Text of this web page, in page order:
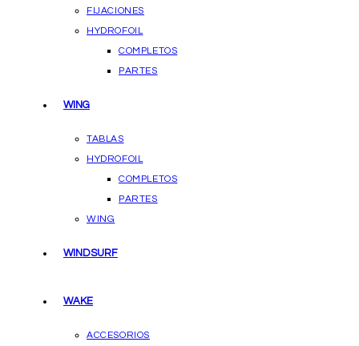
FIJACIONES
HYDROFOIL
COMPLETOS
PARTES
WING
TABLAS
HYDROFOIL
COMPLETOS
PARTES
WING
WINDSURF
WAKE
ACCESORIOS